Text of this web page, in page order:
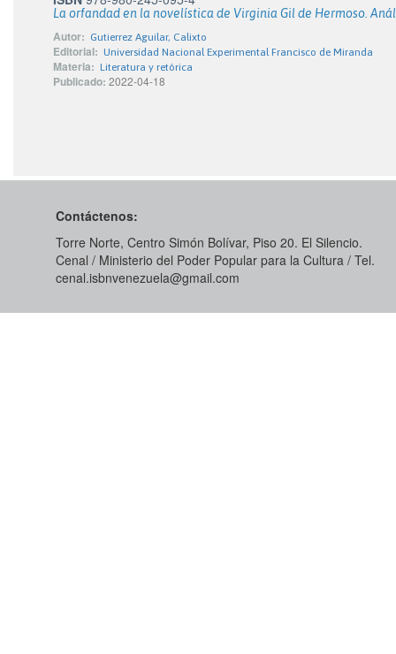
La orfandad en la novelística de Virginia Gil de Hermoso.
Autor: Gutierrez Aguilar, Calixto
Editorial: Universidad Nacional Experimental Francisco de Miranda
Materia: Literatura y retórica
Publicado: 2022-04-18
Contáctenos:
Torre Norte, Centro Simón Bolívar, Piso 20. El Silencio.
Cenal / Ministerio del Poder Popular para la Cultura / Tel.
cenal.isbnvenezuela@gmail.com